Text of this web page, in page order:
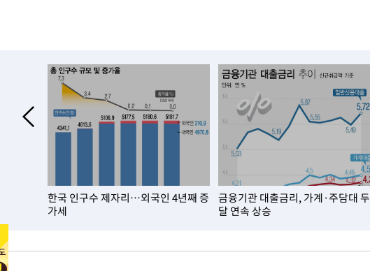
한국 인구수 제자리…외국인 4년째 증
가세
금융기관 대출금리, 가계·주담대 두
달 연속 상승